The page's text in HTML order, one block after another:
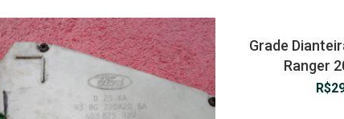
Grade
Ranger
R$